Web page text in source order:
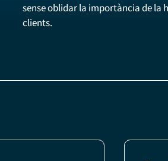
sense oblidar la importància de la
clients.